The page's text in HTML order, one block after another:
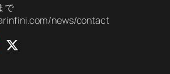
で
news/contact
Pinterest